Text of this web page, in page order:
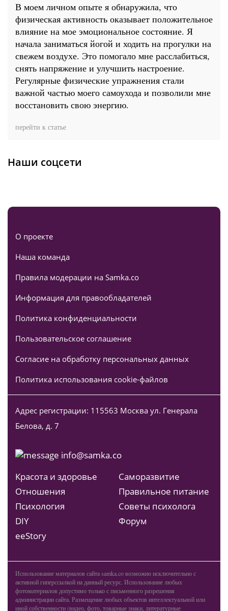
В моем личном опыте я обнаружила, что
физическая активность оказывает положительное
влияние на мое эмоциональное состояние. Я
начала заниматься йогой и ходить на прогулки на
свежем воздухе. Это помогало мне расслабиться,
снять напряжение и улучшить настроение.
Регулярные физические упражнения стали
важной частью моего самоухода и позволили мне
восстановить свою энергию.
перейти к статье
Наши соцсети
О проекте
Наша команда
Правила модерации на Samka.co
Информация для правообладателей
Политика конфиденциальности
Пользовательское соглашение
Согласие на обработку персональных данных
Политика использования cookie-файлов
Адрес регистрации: 115563 Москва ул. Генерала
Белова, д. 7
info@samka.co
Красота и здоровье
Отношения
Психология
DIY
ееStory
Саморазвитие
Правильное питание
Советы психолога
Форум
Использование материалов сайта samka.co возможно исключительно с
активной гиперссылкой на данный ресурс. Использование любых
фотоматериалов допустимо только с письменного разрешения
администрации сайта. Размещение любых объектов интеллектуальной или
иной собственности (видео, фото, товарные знаки, литературные